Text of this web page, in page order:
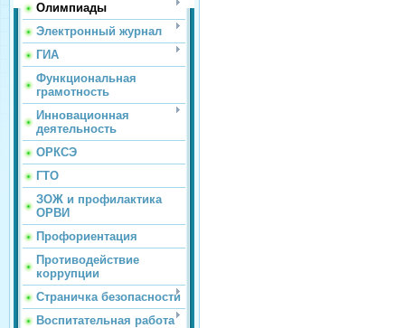
Олимпиады
Электронный журнал
ГИА
Функциональная
грамотность
Инновационная
деятельность
ОРКСЭ
ГТО
ЗОЖ и профилактика
ОРВИ
Профориентация
Противодействие
коррупции
Страничка безопасности
Воспитательная работа